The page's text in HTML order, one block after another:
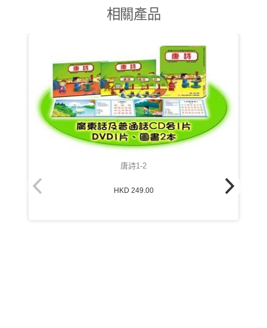
相關產品
唐詩1-2
HKD 249.00